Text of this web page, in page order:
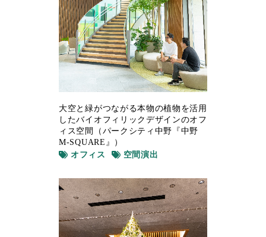
大空と緑がつながる本物の植物を活用
したバイオフィリックデザインのオフ
ィス空間（パークシティ中野『中野
M-SQUARE』）
オフィス
空間演出